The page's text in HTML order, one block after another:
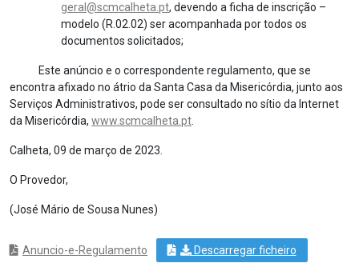
geral@scmcalheta.pt, devendo a ficha de inscrição –
modelo (R.02.02) ser acompanhada por todos os
documentos solicitados;
Este anúncio e o correspondente regulamento, que se
encontra afixado no átrio da Santa Casa da Misericórdia, junto aos
Serviços Administrativos, pode ser consultado no sítio da Internet
da Misericórdia, www.scmcalheta.pt
Calheta, 09 de março de 2023.
O Provedor,
(José Mário de Sousa Nunes)
Anuncio-e-Regulamento Descarregar ficheiro